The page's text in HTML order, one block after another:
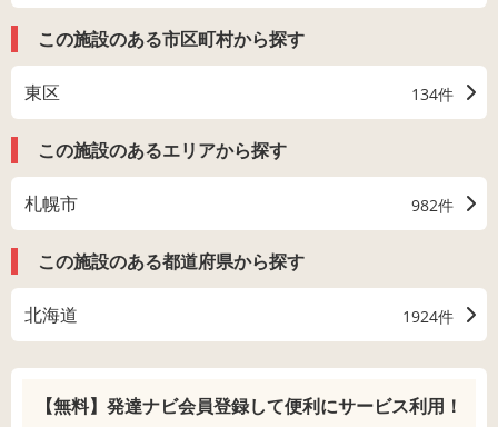
この施設のある市区町村から探す
東区 134件
この施設のあるエリアから探す
札幌市 982件
この施設のある都道府県から探す
北海道 1924件
【無料】発達ナビ会員登録して便利にサービス利用！